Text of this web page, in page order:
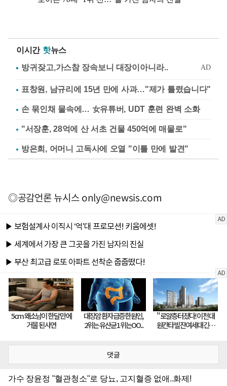
이시간 핫뉴스
표창원, 남규리에 15년 만에 사과…"제가 틀렸습니다"
손 묶인채 물속에… 女유튜버, UDT 훈련 완벽 소화
"서장훈, 28억에 산 서초 건물 450억에 매물로"
방은희, 어머니 고독사에 오열 "이틀 만에 발견"
◎공감언론 뉴시스only@newsis.com
댓글